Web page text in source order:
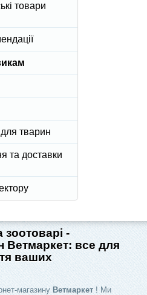
товари
тварин
та доставки
зоотоварі -
Ветмаркет: все для
ваших
магазину Ветмаркет ! Ми